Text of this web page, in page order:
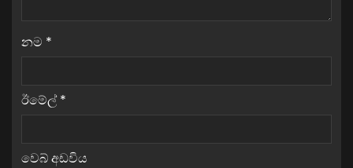
නම *
ඊමේල් *
වෙබ් අඩවිය